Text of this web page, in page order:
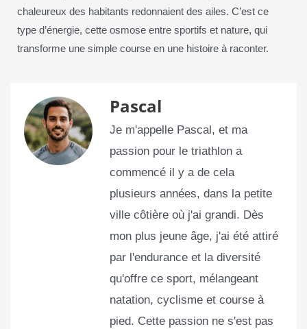
chaleureux des habitants redonnaient des ailes. C’est ce
type d’énergie, cette osmose entre sportifs et nature, qui
transforme une simple course en une histoire à raconter.
Pascal
Je m'appelle Pascal, et ma
passion pour le triathlon a
commencé il y a de cela
plusieurs années, dans la petite
ville côtière où j'ai grandi. Dès
mon plus jeune âge, j'ai été attiré
par l'endurance et la diversité
qu'offre ce sport, mélangeant
natation, cyclisme et course à
pied. Cette passion ne s'est pas